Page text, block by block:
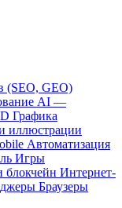
(SEO, GEO)
AI —
Графика
иллюстрации
Автоматизация
Игры
блокчейн Интернет-
Браузеры